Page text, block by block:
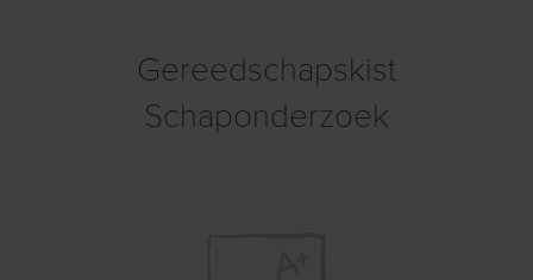
Gereedschapskist
Schaponderzoek